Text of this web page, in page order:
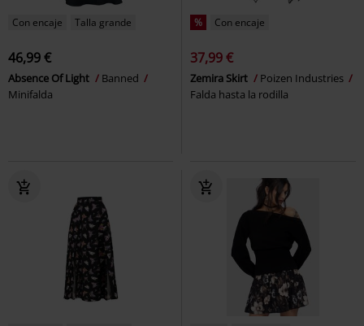
Con encaje Talla grande
46,99 €
Absence Of Light
Banned
Minifalda
% Con encaje
37,99 €
Zemira Skirt
Poizen Industries
Falda hasta la rodilla